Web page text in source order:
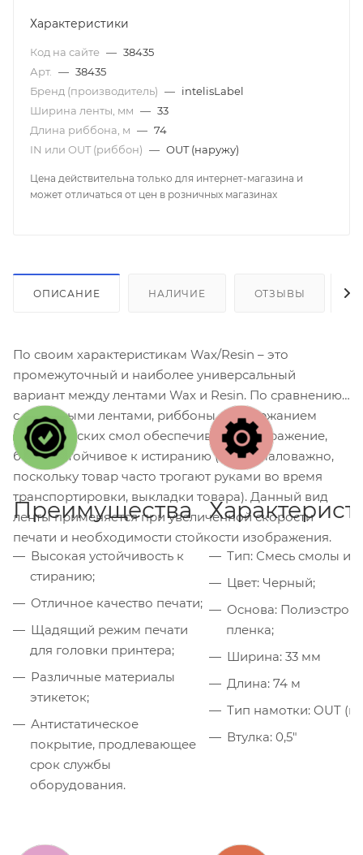
Характеристики
Код на сайте — 38435
Арт.
— 38435
Бренд (производитель) — intelisLabel
Ширина ленты, мм — 33
Длина риббона, м — 74
IN или OUT (риббон) — OUT (наружу)
Цена действительна только для интернет-магазина и
может отличаться от цен в розничных магазинах
ОПИСАНИЕ НАЛИЧИЕ ОТЗЫВЫ
По своим характеристикам Wax/Resin – это
промежуточный и наиболее универсальный
вариант между лентами Wax и Resin. По сравнению
с восковыми лентами, риббоны с содержанием
синтетических смол обеспечивают изображение,
более устойчивое к истиранию (что немаловажно,
поскольку товар часто трогают руками во время
транспортировки, выкладки товара). Данный вид
ленты применяется при увеличенной скорости
печати и необходимости стойкости изображения.
Преимущества
Высокая устойчивость к
стиранию;
Отличное качество печати;
Щадящий режим печати
для головки принтера;
Различные материалы
этикеток;
Антистатическое
покрытие, продлевающее
срок службы
оборудования.
Тип: Смесь смолы и
Цвет: Черный;
Основа:
пленка;
Ширина: 33 мм
Длина: 74 м
Тип намотки: OUT
Втулка: 0,5"